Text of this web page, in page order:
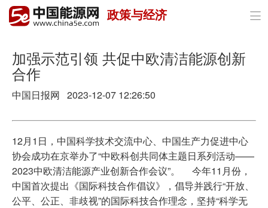
首页
政策与经济
电力
新能源
节能环保
政策与经济 
加强示范引领 共促中欧清洁能源创新
合作
中国日报网 2023-12-07 12:26:50
12月1日，中国科学技术交流中心、中国生产力促进中心
协会成功在京举办了“中欧科创共同体主题日系列活动——
2023中欧清洁能源产业创新合作会议”。 今年11月份，
中国首次提出《国际科技合作倡议》，倡导并践行“开放、
公平、公正、非歧视”的国际科技合作理念，坚持“科学无